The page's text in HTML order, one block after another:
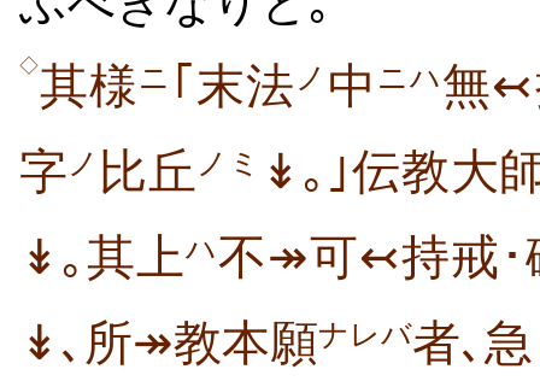
◇其様ニ ｢末法 ノ 中 ニハ無
字 ノ 比丘 ノミ
↡｡｣伝教大
↡｡其上 ハ不↠可↢持戒･
↡､所↠教本願ナレバ者､